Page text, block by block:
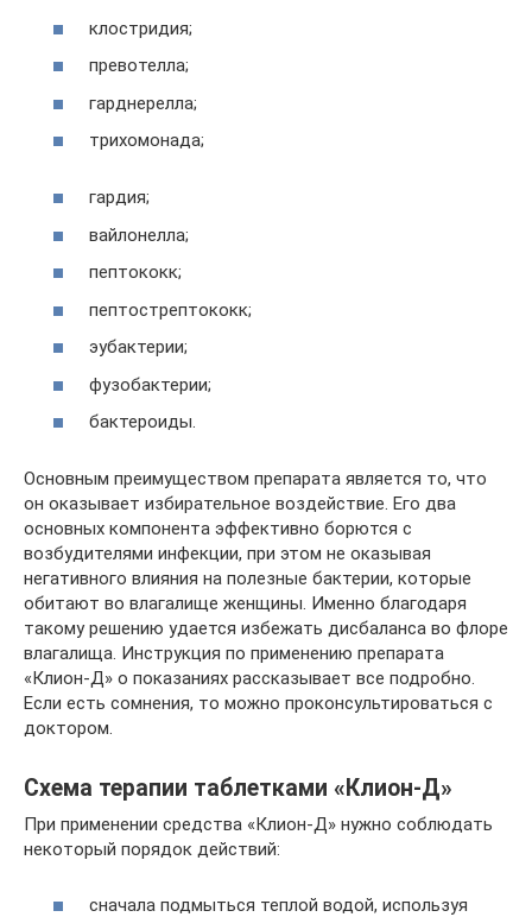
клостридия;
превотелла;
гарднерелла;
трихомонада;
гардия;
вайлонелла;
пептококк;
пептострептококк;
эубактерии;
фузобактерии;
бактероиды.
Основным преимуществом препарата является то, что
он оказывает избирательное воздействие. Его два
основных компонента эффективно борются с
возбудителями инфекции, при этом не оказывая
негативного влияния на полезные бактерии, которые
обитают во влагалище женщины. Именно благодаря
такому решению удается избежать дисбаланса во флоре
влагалища. Инструкция по применению препарата
«Клион-Д» о показаниях рассказывает все подробно.
Если есть сомнения, то можно проконсультироваться с
доктором.
Схема терапии таблетками «Клион-Д»
При применении средства «Клион-Д» нужно соблюдать
некоторый порядок действий:
сначала подмыться теплой водой, используя